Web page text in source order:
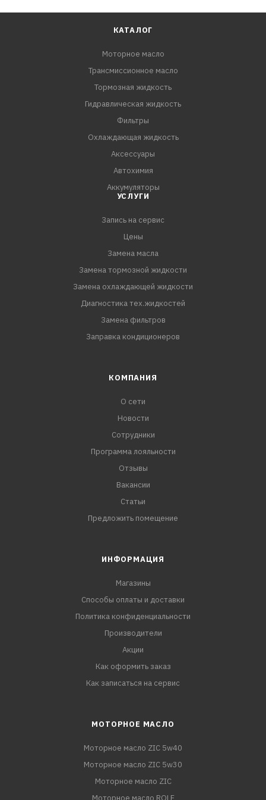
КАТАЛОГ
Моторное масло
Трансмиссионное масло
Тормозная жидкость
Гидравлическая жидкость
Фильтры
Охлаждающая жидкость
Аксессуары
Автохимия
Аккумуляторы
УСЛУГИ
Запись на сервис
Цены
Замена масла
Замена тормозной жидкости
Замена охлаждающей жидкости
Диагностика тех.жидкостей
Замена фильтров
Заправка кондиционеров
КОМПАНИЯ
О сети
Новости
Сотрудники
Программа лояльности
Отзывы
Вакансии
Статьи
Предложить помещение
ИНФОРМАЦИЯ
Магазины
Способы оплаты и доставки
Политика конфиденциальности
Производители
Акции
Как оформить заказ
Как записаться на сервис
МОТОРНОЕ МАСЛО
Моторное масло ZIC 5w40
Моторное масло ZIC 5w30
Моторное масло ZIC
Моторное масло ROLF